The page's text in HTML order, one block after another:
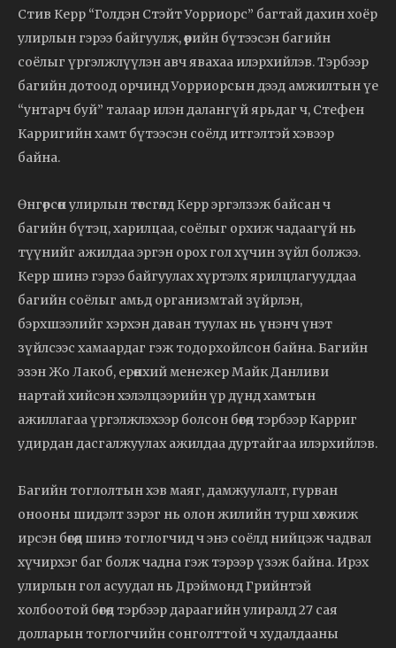
Стив Керр “Голдэн Стэйт Уорриорс” багтай дахин хоёр
улирлын гэрээ байгуулж, өөрийн бүтээсэн багийн
соёлыг үргэлжлүүлэн авч явахаа илэрхийлэв. Тэрбээр
багийн дотоод орчинд Уорриорсын дээд амжилтын үе
“унтарч буй” талаар илэн далангүй ярьдаг ч, Стефен
Карригийн хамт бүтээсэн соёлд итгэлтэй хэвээр
байна.
Өнгөрсөн улирлын төгсгөлд Керр эргэлзэж байсан ч
багийн бүтэц, харилцаа, соёлыг орхиж чадаагүй нь
түүнийг ажилдаа эргэн орох гол хүчин зүйл болжээ.
Керр шинэ гэрээ байгуулах хүртэлх ярилцлагууддаа
багийн соёлыг амьд организмтай зүйрлэн,
бэрхшээлийг хэрхэн даван туулах нь үнэнч үнэт
зүйлсээс хамаардаг гэж тодорхойлсон байна. Багийн
эзэн Жо Лакоб, ерөнхий менежер Майк Данливи
нартай хийсэн хэлэлцээрийн үр дүнд хамтын
ажиллагаа үргэлжлэхээр болсон бөгөөд тэрбээр Карриг
удирдан дасгалжуулах ажилдаа дуртайгаа илэрхийлэв.
Багийн тоглолтын хэв маяг, дамжуулалт, гурван
онооны шидэлт зэрэг нь олон жилийн турш хөгжиж
ирсэн бөгөөд шинэ тоглогчид ч энэ соёлд нийцэж чадвал
хүчирхэг баг болж чадна гэж тэрээр үзэж байна. Ирэх
улирлын гол асуудал нь Дрэймонд Грийнтэй
холбоотой бөгөөд тэрбээр дараагийн улиралд 27 сая
долларын тоглогчийн сонголттой ч худалдааны